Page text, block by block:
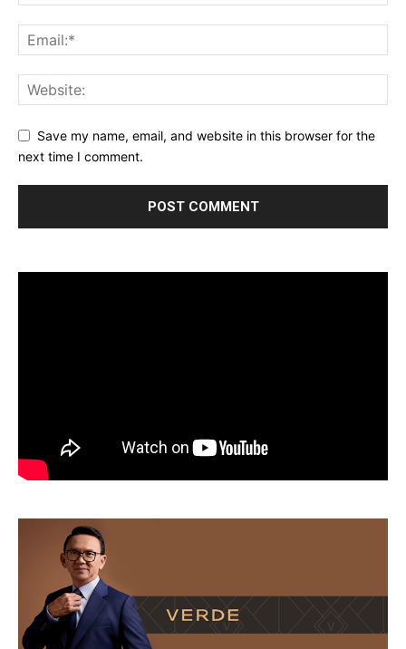
Save my name, email, and website in this browser for the
next time I comment.